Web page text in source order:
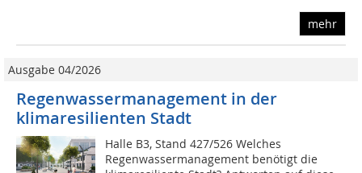
mehr
Ausgabe 04/2026
Regenwassermanagement in der
klimaresilienten Stadt
Halle B3, Stand 427/526 Welches
Regenwassermanagement benötigt die